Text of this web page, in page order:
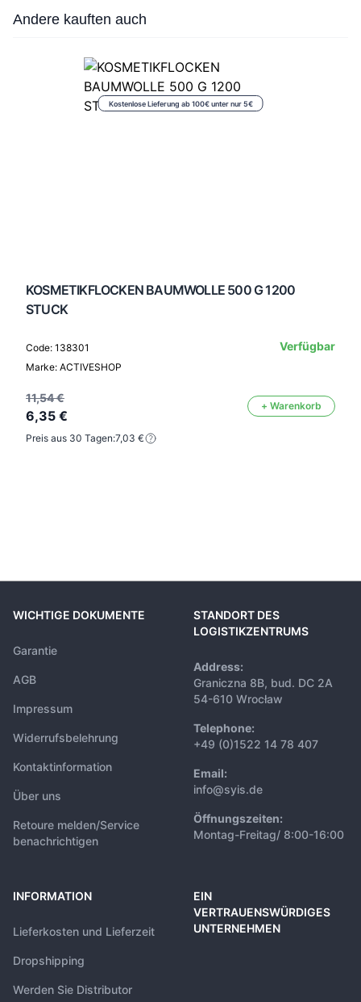
Press to skip carousel
Andere kauften auch
Kostenlose Lieferung ab 100€ unter nur 5€
KOSMETIKFLOCKEN BAUMWOLLE 500 G 1200
STUCK
Code: 138301
Marke: ACTIVESHOP
Verfügbar
11,54 €
6,35 €
+ Warenkorb
Preis aus 30 Tagen:7,03 €
WICHTIGE DOKUMENTE
Garantie
AGB
Impressum
Widerrufsbelehrung
Kontaktinformation
Über uns
Retoure melden/Service
benachrichtigen
STANDORT DES
LOGISTIKZENTRUMS
Address:
Graniczna 8B, bud. DC 2A
54-610 Wrocław
Telephone:
+49 (0)1522 14 78 407
Email:
info@syis.de
Öffnungszeiten:
Montag-Freitag/ 8:00-16:00
INFORMATION
Lieferkosten und Lieferzeit
Dropshipping
Werden Sie Distributor
EIN
VERTRAUENSWÜRDIGES
UNTERNEHMEN